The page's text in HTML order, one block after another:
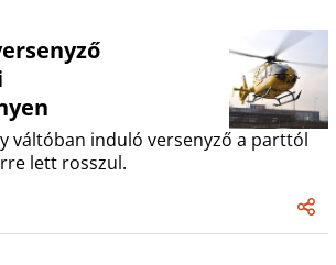
váltóban induló versenyző a parttól
lett rosszul.